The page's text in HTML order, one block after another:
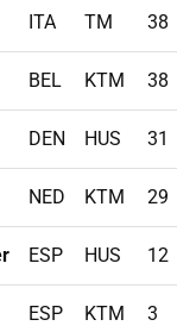
ITA TM 38
BEL KTM 38
DEN HUS 31
NED KTM 29
ESP HUS 12
ESP KTM 3